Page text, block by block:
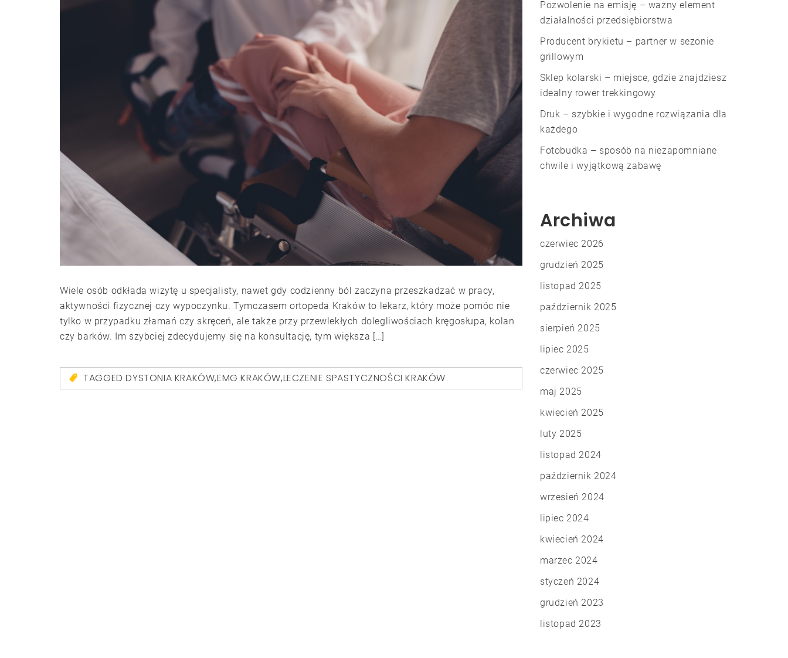
Wiele osób odkłada wizytę u specjalisty, nawet gdy codzienny ból zaczyna przeszkadzać w pracy,
aktywności fizycznej czy wypoczynku. Tymczasem ortopeda Kraków to lekarz, który może pomóc nie
tylko w przypadku złamań czy skręceń, ale także przy przewlekłych dolegliwościach kręgosłupa, kolan
czy barków. Im szybciej zdecydujemy się na konsultację, tym większa […]
TAGGEDDYSTONIA KRAKÓW,EMG KRAKÓW,LECZENIE SPASTYCZNOŚCI KRAKÓW
Pozwolenie na emisję – ważny element
działalności przedsiębiorstwa
Producent brykietu – partner w sezonie
grillowym
Sklep kolarski – miejsce, gdzie znajdziesz
idealny rower trekkingowy
Druk – szybkie i wygodne rozwiązania dla
każdego
Fotobudka – sposób na niezapomniane
chwile i wyjątkową zabawę
Archiwa
czerwiec 2026
grudzień 2025
listopad 2025
październik 2025
sierpień 2025
lipiec 2025
czerwiec 2025
maj 2025
kwiecień 2025
luty 2025
listopad 2024
październik 2024
wrzesień 2024
lipiec 2024
kwiecień 2024
marzec 2024
styczeń 2024
grudzień 2023
listopad 2023